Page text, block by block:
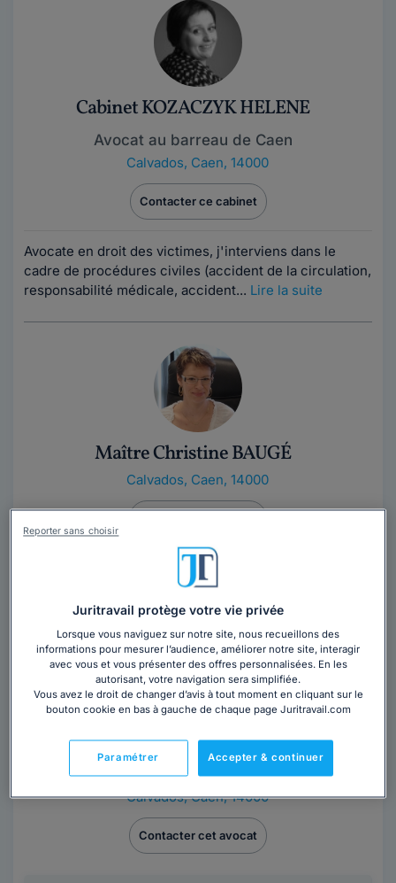
Cabinet KOZACZYK HELENE
Avocat au barreau de Caen
Calvados, Caen, 14000
Contacter ce cabinet
Avocate en droit des victimes, j'interviens dans le
cadre de procédures civiles (accident de la circulation,
responsabilité médicale, accident... Lire la suite
Maître Christine BAUGÉ
Calvados, Caen, 14000
Droit Economique, Maître Christine BAUGÉ est avocat
au Barreau de CAEN. Elle a prêté... Lire la suite
Maître Sandrine CHEMLA-ROSENSTIEL
Calvados,Caen, 14000
Contacter cet avocat
Juritravail protège votre vie privée
Lorsque vous naviguez sur notre site, nous recueillons des
informations pour mesurer l’audience, améliorer notre site, interagir
avec vous et vous présenter des offres personnalisées. En les
autorisant, votre navigation sera simplifiée.
Vous avez le droit de changer d’avis à tout moment en cliquant sur le
bouton cookie en bas à gauche de chaque page Juritravail.com
Accepter & continuer
Paramétrer
Reporter sans choisir